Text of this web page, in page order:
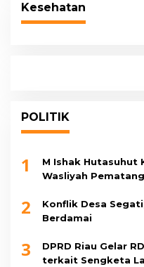
Kesehatan
POLITIK
1
M Ishak Hutasuhut
Wasliyah
2
Konflik Desa
Berdamai
3
DPRD Riau Gelar
terkait Sengketa